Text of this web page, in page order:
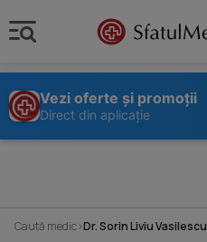
Vezi oferte și promoții
Direct din aplicație
Caută medic›Dr. Sorin Liviu Vasilescu